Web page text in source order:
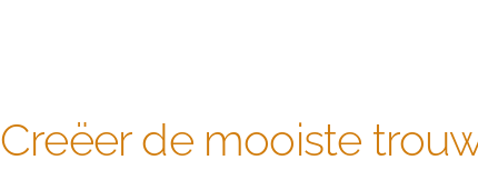
Creëer de mooiste